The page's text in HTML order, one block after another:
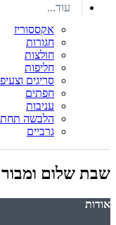
עוד...
אקססוריז
חגורות
חולצות
חליפות
סריגים
חפתים
עניבות
הלבשה
גרביים
שבת שלום
אודות